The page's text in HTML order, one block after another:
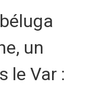
un
le Var :